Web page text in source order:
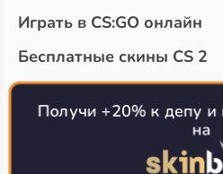
Играть в CS:GO онлайн
Бесплатные скины CS 2
Топ сайтов с халявой КС
Получи +20% к депу и
на